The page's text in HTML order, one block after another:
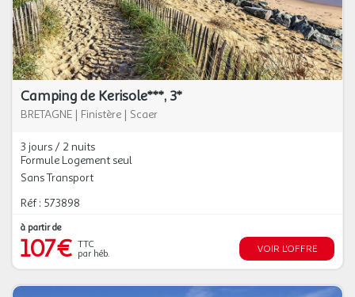
Camping de Kerisole***, 3*
BRETAGNE | Finistère | Scaer
3 jours / 2 nuits
Formule Logement seul
Sans Transport
Réf : 573898
à partir de
107€ TTC
par héb.
VOIR L'OFFRE